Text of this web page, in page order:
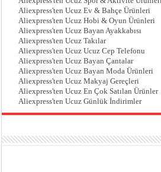
Aliexpress'ten Ucuz Ev & Bahçe Ürünleri
Aliexpress'ten Ucuz Hobi & Oyun Ürünleri
Aliexpress'ten Ucuz Bayan Ayakkabısı
Aliexpress'ten Ucuz Takılar
Aliexpress'ten Ucuz Ucuz Cep Telefonu
Aliexpress'ten Ucuz Bayan Çantalar
Aliexpress'ten Ucuz Bayan Moda Ürünleri
Aliexpress'ten Ucuz Makyaj Gereçleri
Aliexpress'ten Ucuz En Çok Satılan Ürünler
Aliexpress'ten Ucuz Günlük İndirimler